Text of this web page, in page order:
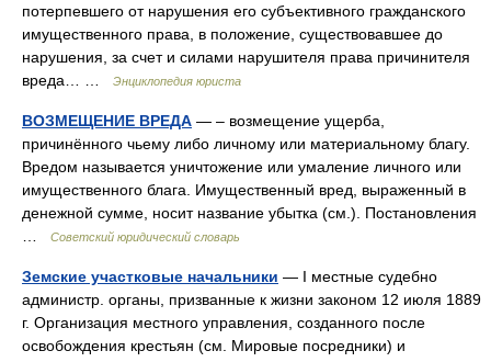
потерпевшего от нарушения его субъективного гражданского
имущественного права, в положение, существовавшее до
нарушения, за счет и силами нарушителя права причинителя
вреда… …
Энциклопедия юриста
ВОЗМЕЩЕНИЕ ВРЕДА — – возмещение ущерба,
причинённого чьему либо личному или материальному благу.
Вредом называется уничтожение или умаление личного или
имущественного блага. Имущественный вред, выраженный в
денежной сумме, носит название убытка (см.). Постановления
Советский юридический словарь
Земские участковые начальники — I местные судебно
администр. органы, призванные к жизни законом 12 июля 1889
г. Организация местного управления, созданного после
освобождения крестьян (см. Мировые посредники) и